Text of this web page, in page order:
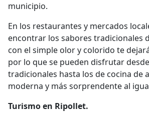
municipio.
En los restaurantes y mercados
encontrar los sabores tradicionales
con el simple olor y colorido te
por lo que se pueden disfrutar
tradicionales hasta los de cocina de
moderna y más sorprendente al
Turismo en Ripollet.